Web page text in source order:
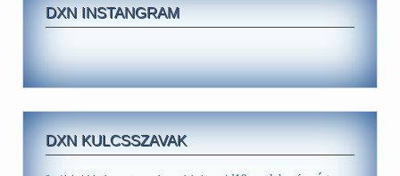
DXN INSTANGRAM
DXN KULCSSZAVAK